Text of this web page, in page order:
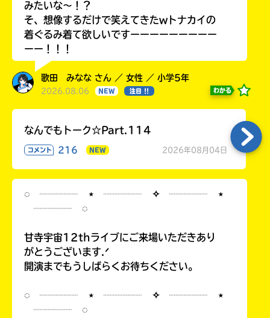
みたいな〜！？
そ、想像するだけで笑えてきたwトナカイの
着ぐるみ着て欲しいですーーーーーーーーー
ーー！！！
歌田 みなな さん ／ 女性 ／ 小学5年
2026.08.06 NEW 注目 !! わかる
なんでもトーク☆Part.114
コメント 216 NEW 2026年08月04日
◌ ┈┈┈┈ ⋆ ┈┈┈┈ ✧ ┈┈┈┈ ⋆
┈┈┈┈ ◌
甘寺宇宙12thライブにご来場いただきあり
がとうございます.ᐟ
開演までもうしばらくお待ちください。
◌ ┈┈┈┈ ⋆ ┈┈┈┈ ✧ ┈┈┈┈ ⋆
┈┈┈┈ ◌